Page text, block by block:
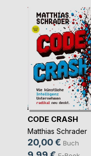
CODE CRASH
Matthias Schrader
20,00 € Buch